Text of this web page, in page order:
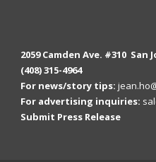
2059 Camden Ave. #310 San
(408) 315-4964
For news/story tips:
For advertising inquiries:
Submit Press Release